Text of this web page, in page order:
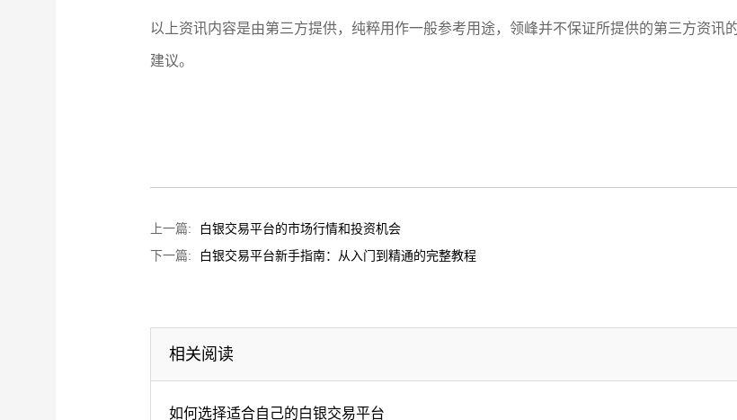
以上资讯内容是由第三方提供，纯粹用作一般参考用途，领峰并不保证所提供的第三方资讯
建议。
上一篇:
白银交易平台的市场行情和投资机会
下一篇:
白银交易平台新手指南：从入门到精通的完整教程
相关阅读
如何选择适合自己的白银交易平台